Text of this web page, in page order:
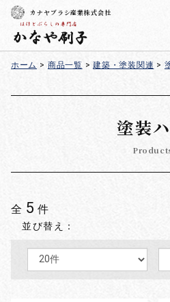
カナヤブラシ産業株式会社
ホーム > 商品一覧 > 建築・塗装関連 >
塗装
全 5 件
並び替え：